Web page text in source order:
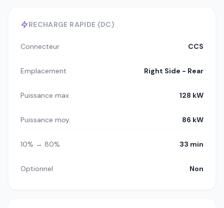
RECHARGE RAPIDE (DC)
Connecteur CCS
Emplacement Right Side - Rear
Puissance max 128 kW
Puissance moy. 86 kW
10% → 80% 33 min
Optionnel Non